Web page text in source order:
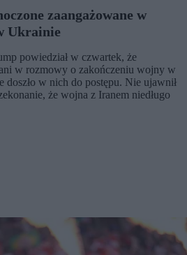
zaangażowane w
Ukrainie
powiedział w czwartek, że
w rozmowy o zakończeniu wojny w
doszło w nich do postępu. Nie ujawnił
że wojna z Iranem niedługo